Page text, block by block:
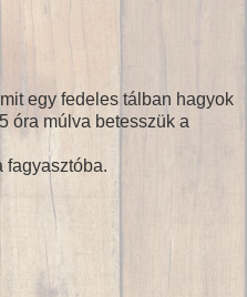
egy fedeles tálban hagyok
óra múlva betesszük a
fagyasztóba.